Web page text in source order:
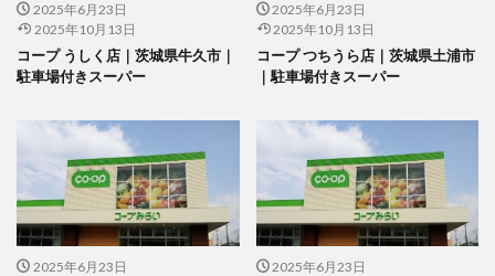
2025年6月23日
2025年10月13日
コープ うしく店｜茨城県牛久市｜
駐車場付きスーパー
2025年6月23日
2025年10月13日
コープ つちうら店｜茨城県土浦市
｜駐車場付きスーパー
2025年6月23日
2025年6月23日